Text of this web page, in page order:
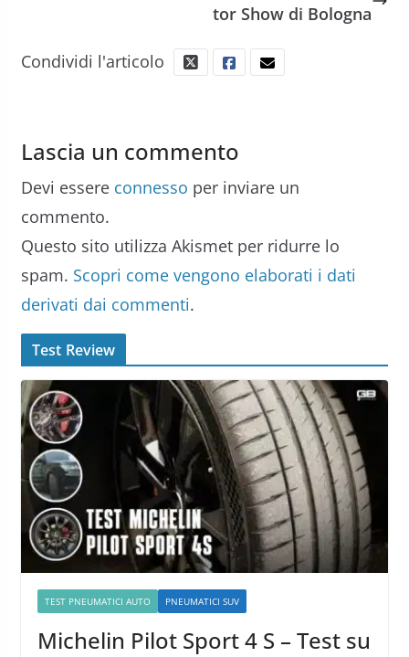
tor Show di Bologna
Condividi l'articolo
Lascia un commento
Devi essere connesso per inviare un
commento.
Questo sito utilizza Akismet per ridurre lo
spam. Scopri come vengono elaborati i dati
derivati dai commenti.
Test Review
TEST PNEUMATICI AUTO PNEUMATICI SUV
Michelin Pilot Sport 4 S – Test su